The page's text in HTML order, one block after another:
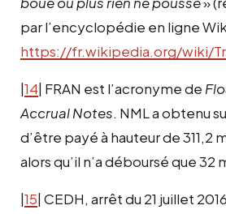
par l’encyclopédie en ligne
https://fr.wikipedia.org/wiki/
|14| FRAN est l’acronyme de
Accrual Notes. NML a obtenu
d’être payé à hauteur de 311,2
alors qu’il n’a déboursé que 32
|15| CEDH, arrêt du 21 juillet